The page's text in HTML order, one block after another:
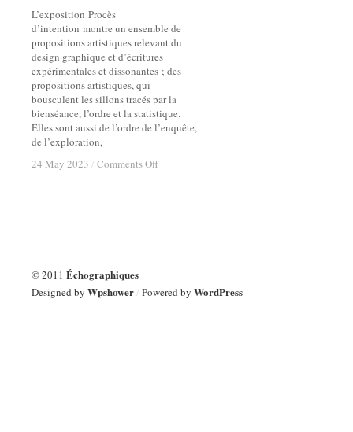
L’exposition Procès
d’intention montre un ensemble de
propositions artistiques relevant du
design graphique et d’écritures
expérimentales et dissonantes ; des
propositions artistiques, qui
bousculent les sillons tracés par la
bienséance, l’ordre et la statistique.
Elles sont aussi de l’ordre de l’enquête,
de l’exploration,
24 May 2023 / Comments Offon
24 May 2023 / Comments Offon
© 2011 Échographiques
Designed by Wpshower/ Powered by WordPress